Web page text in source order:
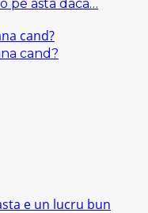
pe asta daca…
cand?